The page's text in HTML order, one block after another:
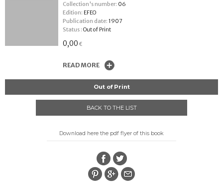
Collection's number: 06
Edition: EFEO
Publication date: 1907
Status : Out of Print
0,00 €
READ MORE
Out of Print
BACK TO THE LIST
Download here the pdf flyer of this book